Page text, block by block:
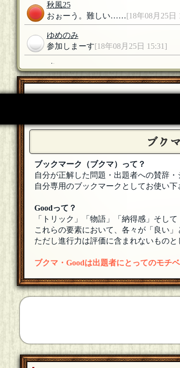
秋風25
おぉーう。難しい……[18年08月25日
ゆめのみ
参加しまーす[18年08月25日 15:31]
nitrogen
参加します[18年08月25日 14:15]
ペリカン大王
秋風25
[18年08月25日 13:30]ブク
ブックマーク（ブクマ）って？
自分が正解した問題・出題者への賛辞
自分専用のブックマークとしてお使い下
Goodって？
「トリック」「物語」「納得感」そし
これらの要素において、各々が「良い」
ただし進行力は評価に含まれないものと
ブクマ・Goodは出題者にとってのモチ